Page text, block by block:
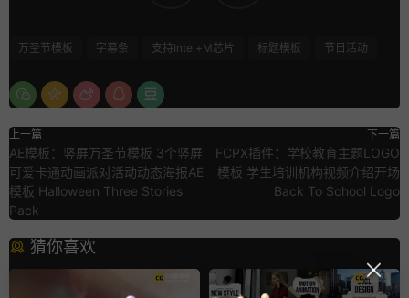
万圣节模板 字幕条 支持Intel+M芯片 标题模板 节日活动
上一篇
AE模板：竖屏万圣节模板 3个竖屏
可爱卡通动画派对活动动态海报AE
模板 Halloween Three Stories
Pack
下一篇
FCPX插件：学校教育主题LOGO
模板 学生培训机构视频介绍开场
Back To School Logo
猜你喜欢